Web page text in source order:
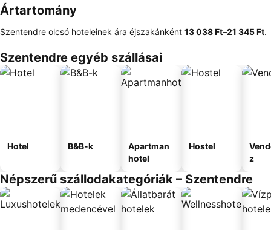
Ártartomány
Szentendre olcsó hoteleinek ára éjszakánként ‎13 038 Ft–‎21 345 Ft.
Szentendre egyéb szállásai
Hotel B&B-k
Apartman
hotel
Hostel
z
Népszerű szállodakategóriák – Szentendre